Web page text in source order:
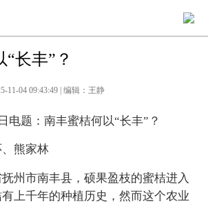
长丰”？
11-04 09:43:49 | 编辑：王静
电题：南丰蜜桔何以“长丰”？
熊家林
州市南丰县，硕果盈枝的蜜桔进入
上千年的种植历史，然而这个农业